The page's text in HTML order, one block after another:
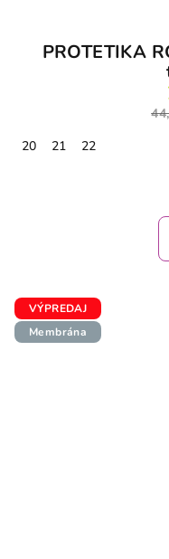
PROTETIKA
20
21
22
VÝPREDAJ
Membrána